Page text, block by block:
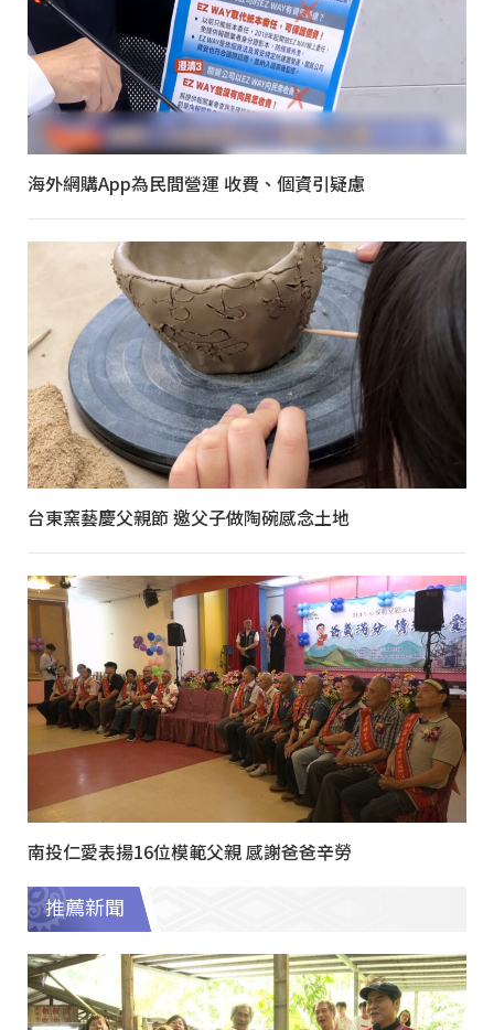
海外網購App為民間營運 收費、個資引疑慮
台東窯藝慶父親節 邀父子做陶碗感念土地
南投仁愛表揚16位模範父親 感謝爸爸辛勞
推薦新聞